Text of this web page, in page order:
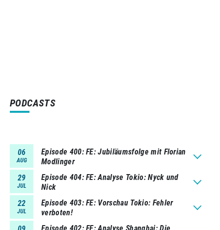
PODCASTS
06
AUG
Episode 400 FE: Jubiläumsfolge mit Florian
Modlinger
29
JUL
Episode 404 FE: Analyse Tokio: Nyck und
Nick
22
JUL
Episode 403 FE: Vorschau Tokio: Fehler
verboten!